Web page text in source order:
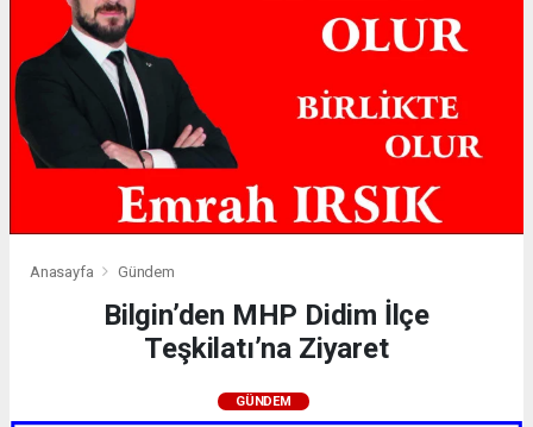
Anasayfa Gündem
Bilgin’den MHP Didim İlçe
Teşkilatı’na Ziyaret
GÜNDEM